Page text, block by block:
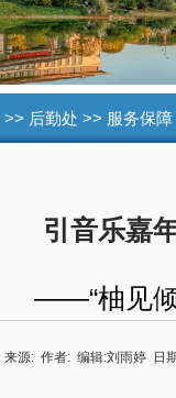
>> 后勤处 >> 服务保障
引音乐嘉
——“柚见倾
来源: 作者: 编辑:刘雨婷 日